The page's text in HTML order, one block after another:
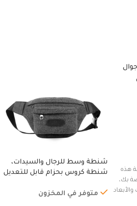
هذه
بك،
شنطة وسط للرجال والسيدات،
شنطة كروس بحزام قابل للتعديل
السفر، الجري العادي، المشي
متوفر في المخزون